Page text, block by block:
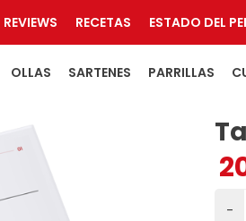
REVIEWS RECETAS ESTADO DEL
OLLAS SARTENES PARRILLAS
-